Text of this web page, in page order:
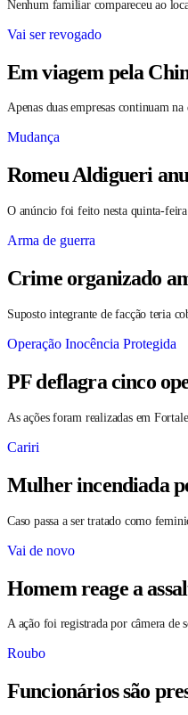
Nenhum familiar compareceu ao
Vai ser revogado
Em viagem pela
Apenas duas empresas continuam
Mudança
Romeu Aldigueri
O anúncio foi feito nesta quinta-
Arma de guerra
Crime organizado
Suposto integrante de facção teria
Operação Inocência Protegida
PF deflagra cinco
As ações foram realizadas em
Cariri
Mulher incendiada
Caso passa a ser tratado como
Vai de novo
Homem reage a
A ação foi registrada por câmera de
Roubo
Funcionários são